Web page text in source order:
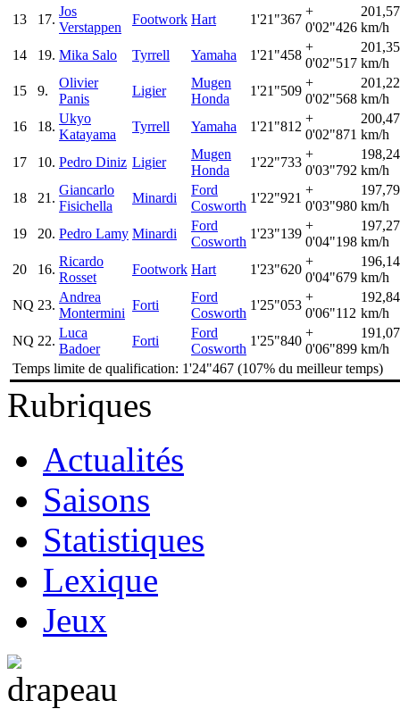
13
17.
Jos
Verstappen
Footwork Hart 1'21"367
+
0'02"426 km/h
14
19. Mika Salo Tyrrell Yamaha 1'21"458
+
0'02"517 km/h
15
9.
Olivier
Panis
Ligier
Mugen
Honda
1'21"509
+
0'02"568 km/h
16
18.
Ukyo
Katayama
Tyrrell Yamaha 1'21"812
+
0'02"871 km/h
17
10. Pedro Diniz Ligier
Mugen
Honda
1'22"733
+
0'03"792 km/h
18
21.
Giancarlo
Fisichella
Minardi
Ford
Cosworth
1'22"921
+
0'03"980 km/h
19
20. Pedro Lamy Minardi
Ford
Cosworth
1'23"139
+
0'04"198 km/h
20
16.
Ricardo
Rosset
Footwork Hart 1'23"620
+
0'04"679 km/h
NQ 23.
Andrea
Montermini
Forti
Ford
Cosworth
1'25"053
+
0'06"112 km/h
NQ 22.
Luca
Badoer
Forti
Ford
Cosworth
1'25"840
+
0'06"899 km/h
Temps limite de qualification: 1'24"467 (107% du meilleur temps)
Rubriques
Actualités
Saisons
Statistiques
Lexique
Jeux